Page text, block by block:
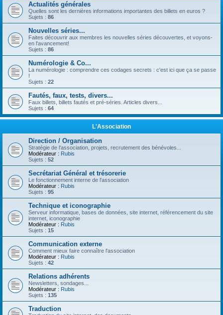
Actualités générales
Quelles sont les dernières informations importantes des billets en euros ?
Sujets : 86
Nouvelles séries...
Faites découvrir aux membres les nouvelles séries découvertes, et voyons-
en l'avancement!
Sujets : 86
Numérologie & Co...
La numérologie : comprendre ces codages secrets : c'est ici que ça se passe
!
Sujets : 22
Fautés, faux, tests, divers...
Faux billets, billets fautés et pré-séries. Articles divers...
Sujets : 64
L'Association
Direction / Organisation
Stratégie de l'association, projets, recrutement des bénévoles...
Modérateur : Rubis
Sujets : 52
Secrétariat Général et trésorerie
Le fonctionnement interne de l'association
Modérateur : Rubis
Sujets : 95
Technique et iconographie
Serveur informatique, bases de données, site internet, référencement du site
internet, iconographie
Modérateur : Rubis
Sujets : 15
Communication externe
Comment mieux faire connaître l'association
Modérateur : Rubis
Sujets : 42
Relations adhérents
Newsletters, sondages...
Modérateur : Rubis
Sujets : 135
Traduction